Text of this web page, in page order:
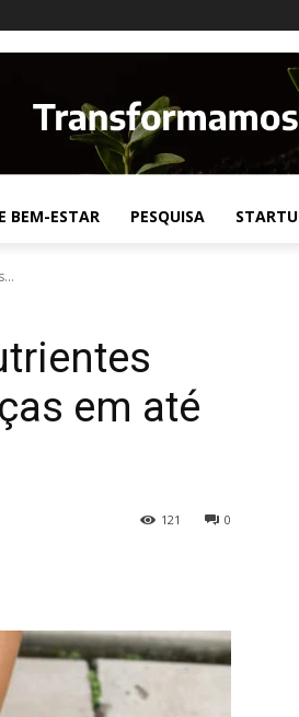
BEM-ESTAR PESQUISA
em até
0
121